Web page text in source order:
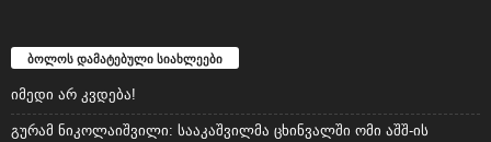
ბოლოს დამატებული სიახლეები
იმედი არ კვდება!
გურამ ნიკოლაიშვილი: სააკაშვილმა ცხინვალში ომი აშშ-ის